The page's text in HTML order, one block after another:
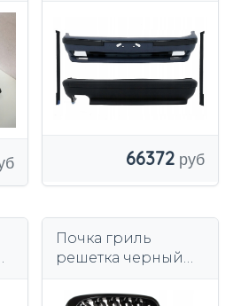
TECHNIK BODY KIT
66372
Почка гриль
решетка черный
купе 1999-2001